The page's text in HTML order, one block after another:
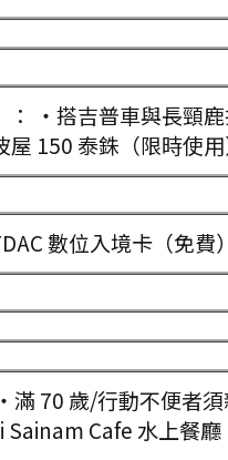
去程：JX741
TWD 29,988
・搭吉普車與長頸
150 泰銖（限時使
泰銖
・須辦泰國觀
數位入境卡（免
泰銖
・氣候：曼谷
・本行程為「
70 歲/行動不便者
Cafe 水上餐廳